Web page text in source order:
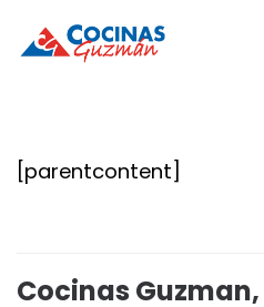
[parentcontent]
Cocinas